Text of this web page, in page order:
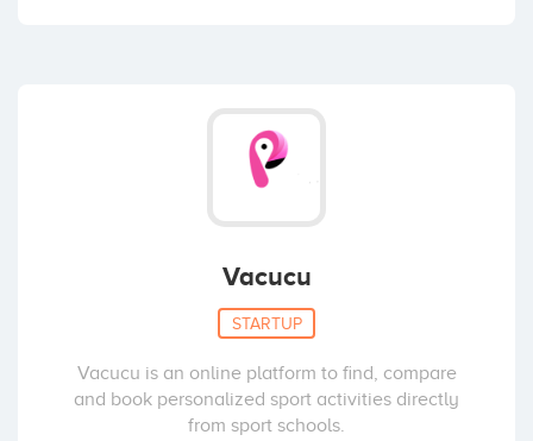
Vacucu
STARTUP
Vacucu is an online platform to find, compare
and book personalized sport activities directly
from sport schools.